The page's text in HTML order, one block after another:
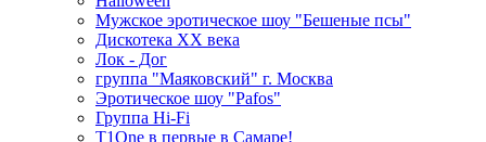
Мужское эротическое шоу "Бешеные псы"
Дискотека ХХ века
Лок - Дог
группа "Маяковский" г. Москва
Эротическое шоу "Pafos"
Группа Hi-Fi
T1One в первые в Самаре!